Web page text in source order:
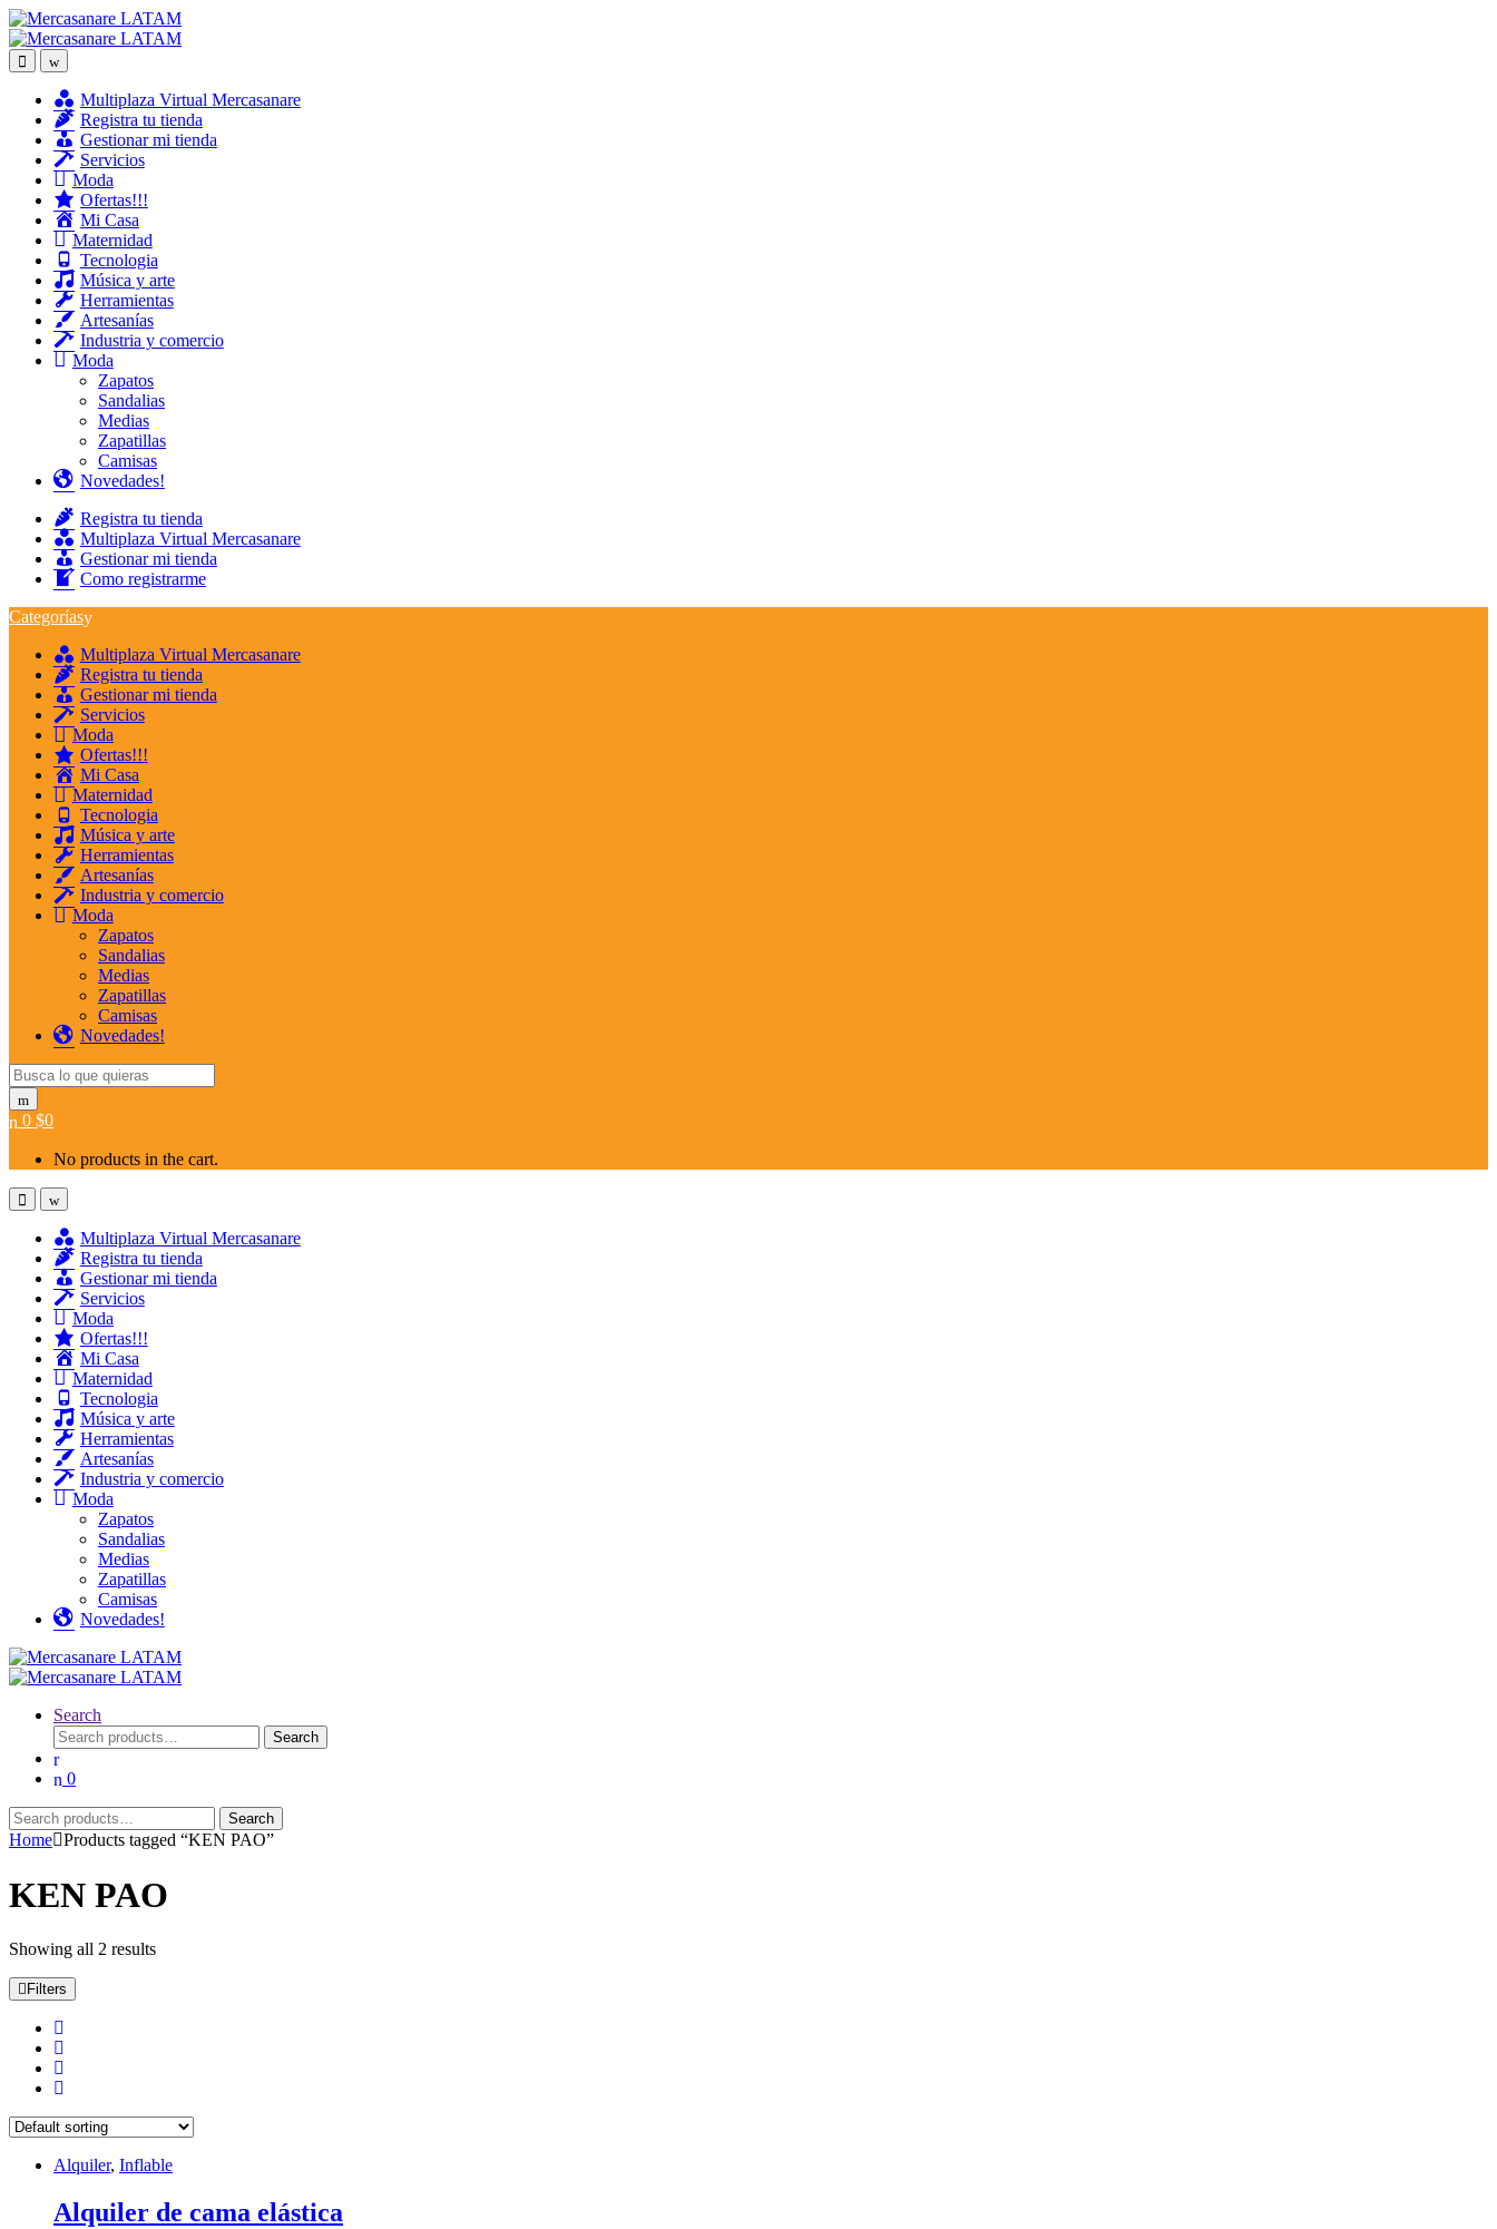
Skip
to
navigation
Skip
to
content
Multiplaza Virtual Mercasanare
Registra tu tienda
Gestionar mi tienda
Servicios
Moda
Ofertas!!!
Mi Casa
Maternidad
Tecnologia
Música y arte
Herramientas
Artesanías
Industria y comercio
Moda
Zapatos
Sandalias
Medias
Zapatillas
Camisas
Novedades!
Registra tu tienda
Multiplaza Virtual Mercasanare
Gestionar mi tienda
Como registrarme
Categorías
Multiplaza Virtual Mercasanare
Registra tu tienda
Gestionar mi tienda
Servicios
Moda
Ofertas!!!
Mi Casa
Maternidad
Tecnologia
Música y arte
Herramientas
Artesanías
Industria y comercio
Moda
Zapatos
Sandalias
Medias
Zapatillas
Camisas
Novedades!
Search for:
0 $0
No products in the cart.
Multiplaza Virtual Mercasanare
Registra tu tienda
Gestionar mi tienda
Servicios
Moda
Ofertas!!!
Mi Casa
Maternidad
Tecnologia
Música y arte
Herramientas
Artesanías
Industria y comercio
Moda
Zapatos
Sandalias
Medias
Zapatillas
Camisas
Novedades!
Search
Search
for:
Search
0
Search
for:
Search
Home Products tagged “KEN PAO”
KEN PAO
Showing all 2 results
Filters
Alquiler, Inflable
Alquiler de cama elástica